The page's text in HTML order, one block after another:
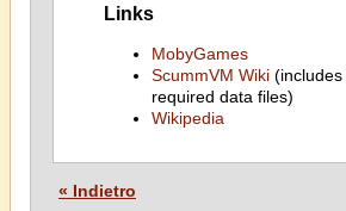
Links
MobyGames
ScummVM Wiki(includes
required data files)
Wikipedia
« Indietro